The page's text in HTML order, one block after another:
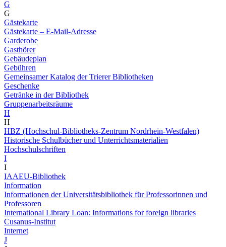
G
G
Gästekarte
Gästekarte – E-Mail-Adresse
Garderobe
Gasthörer
Gebäudeplan
Gebühren
Gemeinsamer Katalog der Trierer Bibliotheken
Geschenke
Getränke in der Bibliothek
Gruppenarbeitsräume
H
H
HBZ (Hochschul-Bibliotheks-Zentrum Nordrhein-Westfalen)
Historische Schulbücher und Unterrichtsmaterialien
Hochschulschriften
I
I
IAAEU-Bibliothek
Information
Informationen der Universitätsbibliothek für Professorinnen und
Professoren
International Library Loan: Informations for foreign libraries
Cusanus-Institut
Internet
J